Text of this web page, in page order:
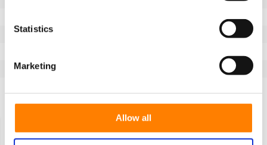
Statistics
Marketing
Allow all
Typ des Rades
Serie
Zuletzt angesehen